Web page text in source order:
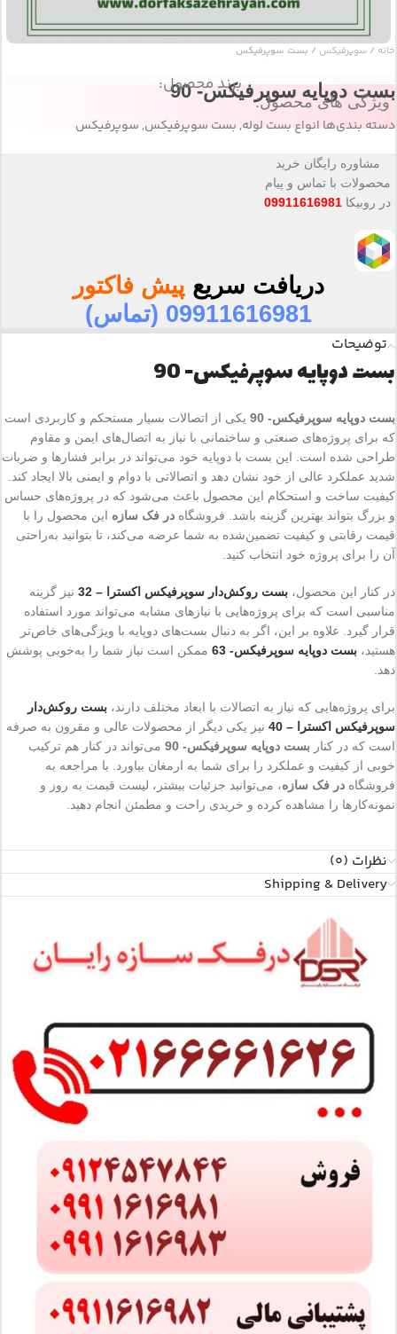
خانه سوپرفیکس بست سوپرفیکس
بست دوپایه سوپرفیکس- 90
برند محصول:
ویژگی های محصول:
دسته بندی‌هاانواع بست لوله, بست سوپرفیکس, سوپرفیکس
مشاوره رایگان خرید
محصولات با تماس و پیام
در روبیکا 09911616981
دریافت سریع پیش فاکتور
09911616981 (تماس)
توضیحات
بست دوپایه سوپرفیکس- 90
بست دوپایه سوپرفیکس- 90
یکی از اتصالات بسیار مستحکم و کاربردی است
که برای پروژه‌های صنعتی و ساختمانی با نیاز به اتصال‌های ایمن و مقاوم
طراحی شده است. این بست با دوپایه‌ خود می‌تواند در برابر فشارها و ضربات
شدید عملکرد عالی از خود نشان دهد و اتصالاتی با دوام و ایمنی بالا ایجاد کند.
کیفیت ساخت و استحکام این محصول باعث می‌شود که در پروژه‌های حساس
و بزرگ بتواند بهترین گزینه باشد. فروشگاه در فک سازه این محصول را با
قیمت رقابتی و کیفیت تضمین‌شده به شما عرضه می‌کند، تا بتوانید به‌راحتی
آن را برای پروژه‌ خود انتخاب کنید.
در کنار این محصول، بست روکش‌دار سوپرفیکس اکسترا – 32
نیز گزینه
مناسبی است که برای پروژه‌هایی با نیازهای مشابه می‌تواند مورد استفاده
قرار گیرد. علاوه بر این، اگر به دنبال بست‌های دوپایه با ویژگی‌های خاص‌تر
هستید، بست دوپایه سوپرفیکس- 63
ممکن است نیاز شما را به‌خوبی پوشش
دهد.
برای پروژه‌هایی که نیاز به اتصالات با ابعاد مختلف دارند، بست روکش‌دار
سوپرفیکس اکسترا – 40
نیز یکی دیگر از محصولات عالی و مقرون به صرفه
است که در کنار بست دوپایه سوپرفیکس- 90
می‌تواند در کنار هم ترکیب
خوبی از کیفیت و عملکرد را برای شما به ارمغان بیاورد. با مراجعه به
فروشگاه در فک سازه، می‌توانید جزئیات بیشتر، لیست قیمت به روز و
نمونه‌کارها را مشاهده کرده و خریدی راحت و مطمئن انجام دهید.
نظرات (0)
Shipping & Delivery